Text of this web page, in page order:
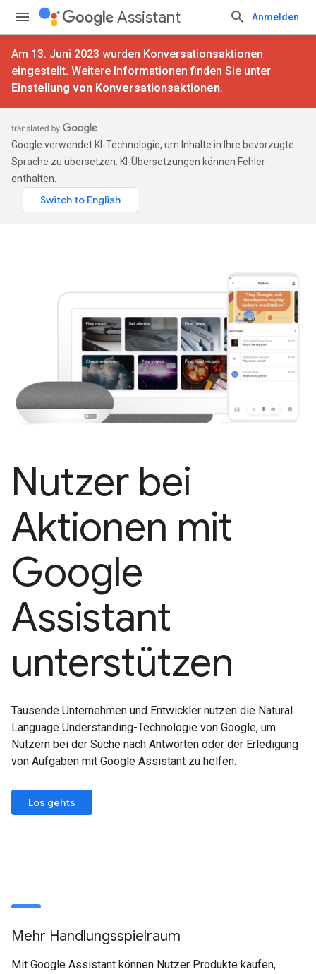
Assistant Anmelden
Am 13. Juni 2023 wurden Konversationsaktionen
eingestellt. Weitere Informationen finden Sie unter
Einstellung von Konversationsaktionen.
Google verwendet KI-Technologie, um Inhalte in Ihre bevorzugte
Sprache zu übersetzen. KI-Übersetzungen können Fehler
enthalten.
Nutzer bei
Aktionen mit
Google
Assistant
unterstützen
Tausende Unternehmen und Entwickler nutzen die Natural
Language Understanding-Technologie von Google, um
Nutzern bei der Suche nach Antworten oder der Erledigung
von Aufgaben mit Google Assistant zu helfen.
Los gehts
Mehr Handlungsspielraum
Mit Google Assistant können Nutzer Produkte kaufen,